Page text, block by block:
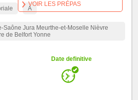
A
Saône Jura Meurthe-et-Moselle Nièvre
de Belfort Yonne
Date definitive
VOIR LES PRÉPAS